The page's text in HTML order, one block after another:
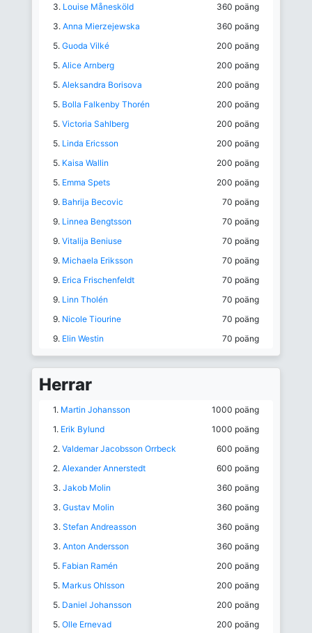
3. Louise Månesköld
360 poäng
3. Anna Mierzejewska
360 poäng
5. Guoda Vilké
200 poäng
5. Alice Arnberg
200 poäng
5. Aleksandra Borisova
200 poäng
5. Bolla Falkenby Thorén
200 poäng
5. Victoria Sahlberg
200 poäng
5. Linda Ericsson
200 poäng
5. Kaisa Wallin
200 poäng
5. Emma Spets
200 poäng
9. Bahrija Becovic
70 poäng
9. Linnea Bengtsson
70 poäng
9. Vitalija Beniuse
70 poäng
9. Michaela Eriksson
70 poäng
9. Erica Frischenfeldt
70 poäng
9. Linn Tholén
70 poäng
9. Nicole Tiourine
70 poäng
9. Elin Westin 70 poäng
Herrar
1. Martin Johansson
1000 poäng
1. Erik Bylund
1000 poäng
2. Valdemar Jacobsson Orrbeck
600 poäng
2. Alexander Annerstedt
600 poäng
3. Jakob Molin
360 poäng
3. Gustav Molin
360 poäng
3. Stefan Andreasson
360 poäng
3. Anton Andersson
360 poäng
5. Fabian Ramén
200 poäng
5. Markus Ohlsson
200 poäng
5. Daniel Johansson
200 poäng
5. Olle Ernevad 200 poäng